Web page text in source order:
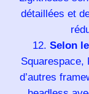
détaillées et
Selon
Squarespace,
d’autres